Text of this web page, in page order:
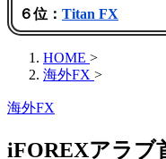
６位： Titan FX
HOME >
海外FX >
海外FX
iFOREXアラブ